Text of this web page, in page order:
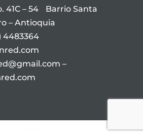
41C – 54 Barrio Santa
– Antioquia
4483364
–